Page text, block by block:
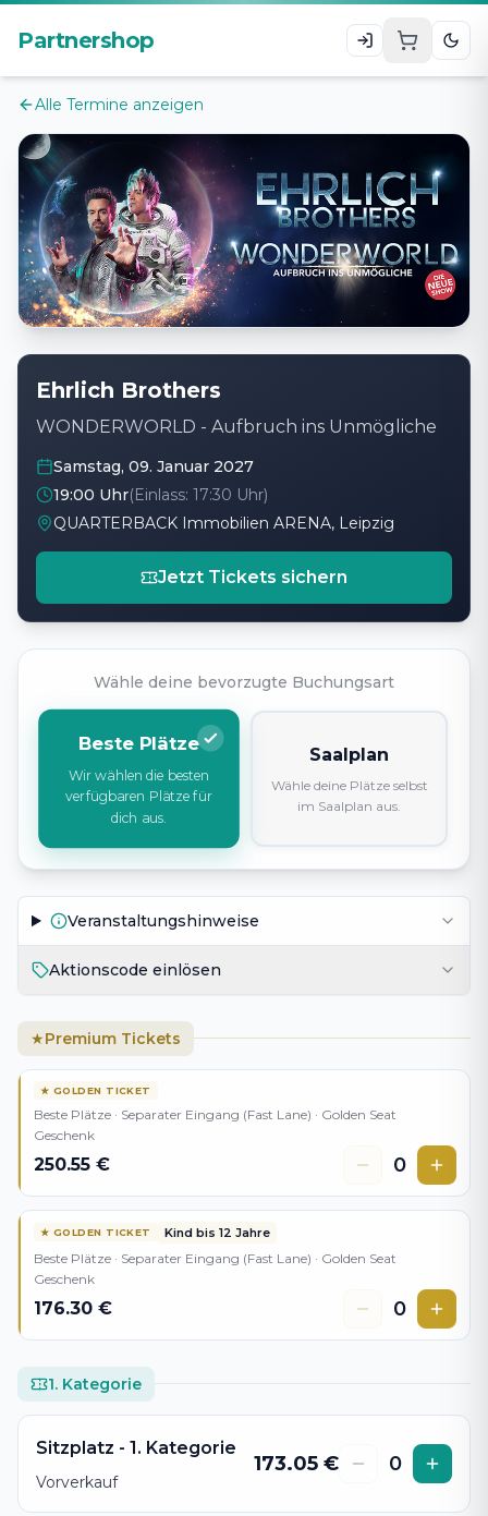
Partnershop
Alle Termine anzeigen
Ehrlich Brothers
WONDERWORLD - Aufbruch ins Unmögliche
Samstag, 09. Januar 2027
19:00 Uhr(Einlass: 17:30 Uhr)
QUARTERBACK Immobilien ARENA, Leipzig
Jetzt Tickets sichern
Wähle deine bevorzugte Buchungsart
Beste Plätze
Wir wählen die besten
verfügbaren Plätze für
dich aus.
Saalplan
Wähle deine Plätze selbst
im Saalplan aus.
Veranstaltungshinweise
Aktionscode einlösen
★Premium Tickets
★ GOLDEN TICKET
Beste Plätze · Separater Eingang (Fast Lane) · Golden Seat
Geschenk
250.55 € 0
★ GOLDEN TICKET Kind bis 12 Jahre
Beste Plätze · Separater Eingang (Fast Lane) · Golden Seat
Geschenk
176.30 € 0
1. Kategorie
Sitzplatz - 1. Kategorie
Vorverkauf
173.05 € 0